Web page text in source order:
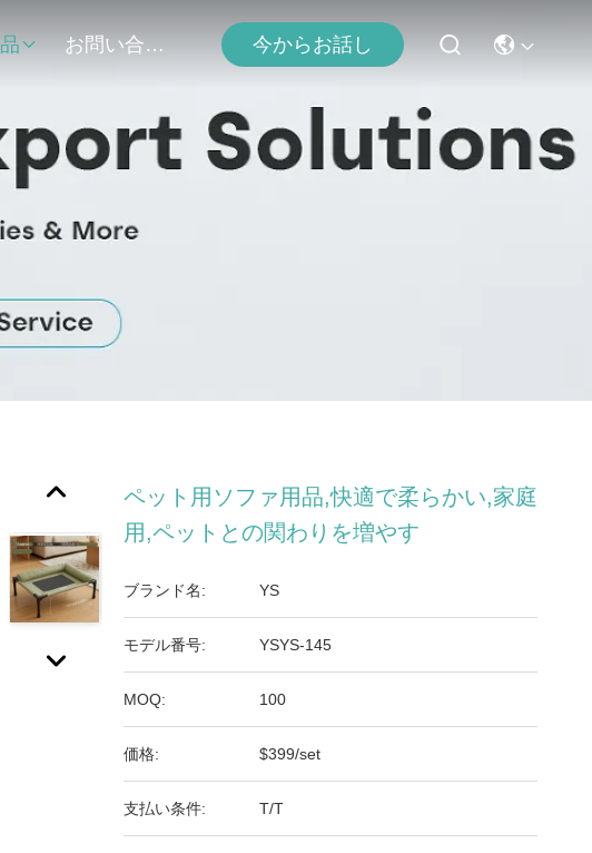
お問い合わせ 今からお話し
ペット用ソファ用品,快適で柔らかい,家庭
用,ペットとの関わりを増やす
ブランド名: YS
モデル番号: YSYS-145
MOQ: 100
価格: $399/set
支払い条件: T/T